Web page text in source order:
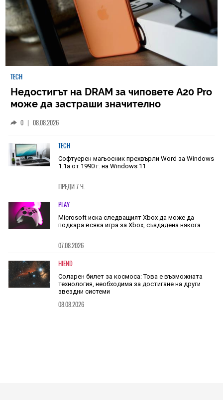
TECH
Недостигът на DRAM за чиповете A20 Pro
може да застраши значително
0 | 08.08.2026
TECH
Софтуерен магьосник прехвърли Word за Windows
1.1a от 1990 г. на Windows 11
ПРЕДИ 7 Ч.
PLAY
Microsoft иска следващият Xbox да може да
подкара всяка игра за Xbox, създадена някога
07.08.2026
HIEND
Соларен билет за космоса: Това е възможната
технология, необходима за достигане на други
звездни системи
08.08.2026